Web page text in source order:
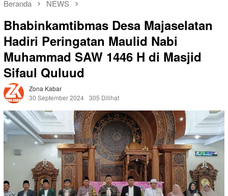
Beranda NEWS
Bhabinkamtibmas Desa Majaselatan
Hadiri Peringatan Maulid Nabi
Muhammad SAW 1446 H di Masjid
Sifaul Quluud
Zona Kabar
30 September 2024 305 Dilihat